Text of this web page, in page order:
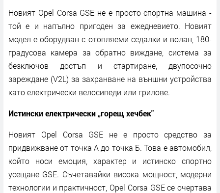
Новият Opel Corsa GSE не е просто спортна машина -
той е и напълно пригоден за ежедневието. Новият
модел е оборудван с отопляеми седалки и волан, 180-
градусова камера за обратно виждане, система за
безключов достъп и стартиране, двупосочно
зареждане (V2L) за захранване на външни устройства
като електрически велосипеди или грилове.
Истински електрически „горещ хечбек"
Новият Opel Corsa GSE не е просто средство за
придвижване от точка А до точка Б. Това е автомобил,
който носи емоция, характер и истинско спортно
усещане GSE. Съчетавайки висока мощност, модерни
технологии и практичност, Opel Corsa GSE се очертава